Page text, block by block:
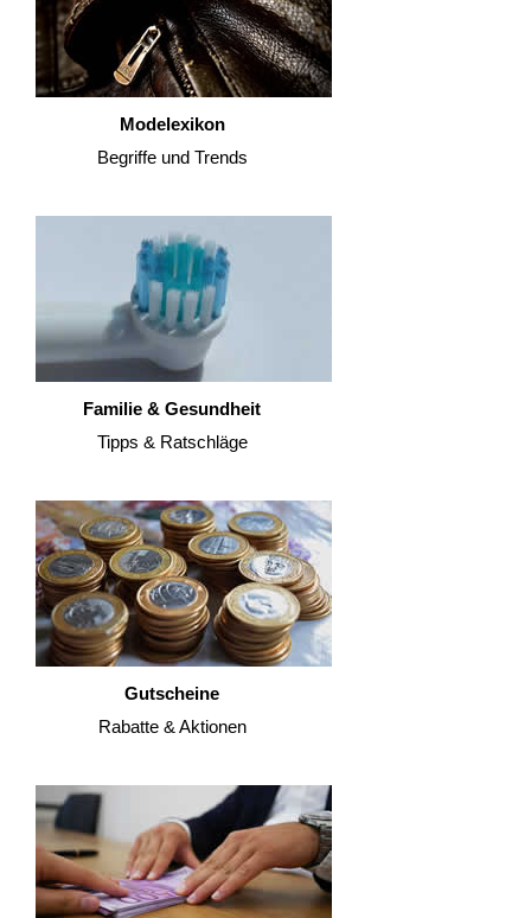
Modelexikon
Begriffe und Trends
Familie & Gesundheit
Tipps & Ratschläge
Gutscheine
Rabatte & Aktionen